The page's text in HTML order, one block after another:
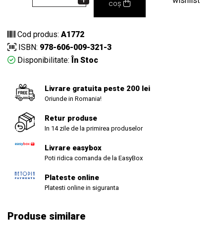
coș
Cod produs: A1772
ISBN: 978-606-009-321-3
Disponibilitate: În Stoc
Livrare gratuita peste 200 lei
Oriunde in Romania!
Retur produse
In 14 zile de la primirea produselor
Livrare easybox
Poti ridica comanda de la EasyBox
Plateste online
Platesti online in siguranta
Produse similare